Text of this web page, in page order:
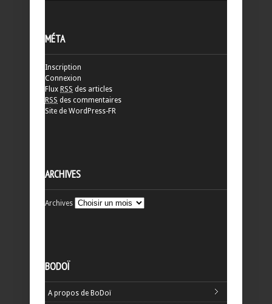
MÉTA
Inscription
Connexion
Flux RSS des articles
RSS des commentaires
Site de WordPress-FR
ARCHIVES
Archives
BODOÏ
A propos de BoDoï